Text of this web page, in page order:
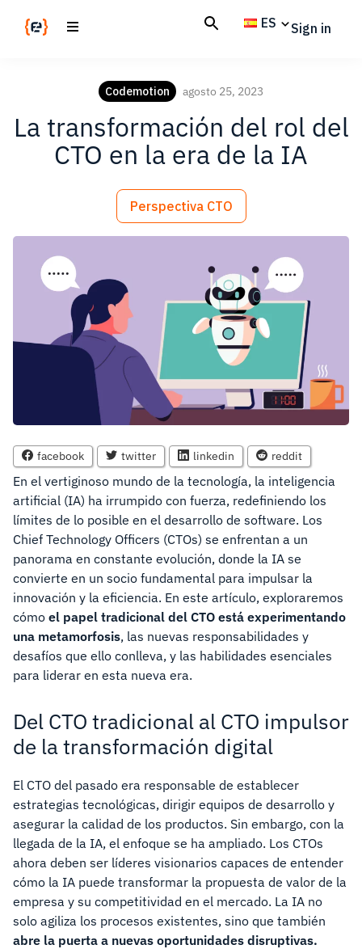
future.
Together
ES Sign in
Codemotion agosto 25, 2023
La transformación del rol del
CTO en la era de la IA
Perspectiva CTO
facebook twitter linkedin reddit
En el vertiginoso mundo de la tecnología, la inteligencia
artificial (IA) ha irrumpido con fuerza, redefiniendo los
límites de lo posible en el desarrollo de software. Los
Chief Technology Officers (CTOs) se enfrentan a un
panorama en constante evolución, donde la IA se
convierte en un socio fundamental para impulsar la
innovación y la eficiencia. En este artículo, exploraremos
cómo el papel tradicional del CTO está experimentando
una metamorfosis, las nuevas responsabilidades y
desafíos que ello conlleva, y las habilidades esenciales
para liderar en esta nueva era.
Del CTO tradicional al CTO impulsor
de la transformación digital
El CTO del pasado era responsable de establecer
estrategias tecnológicas, dirigir equipos de desarrollo y
asegurar la calidad de los productos. Sin embargo, con la
llegada de la IA, el enfoque se ha ampliado. Los CTOs
ahora deben ser líderes visionarios capaces de entender
cómo la IA puede transformar la propuesta de valor de la
empresa y su competitividad en el mercado. La IA no
solo agiliza los procesos existentes, sino que también
abre la puerta a nuevas oportunidades disruptivas.